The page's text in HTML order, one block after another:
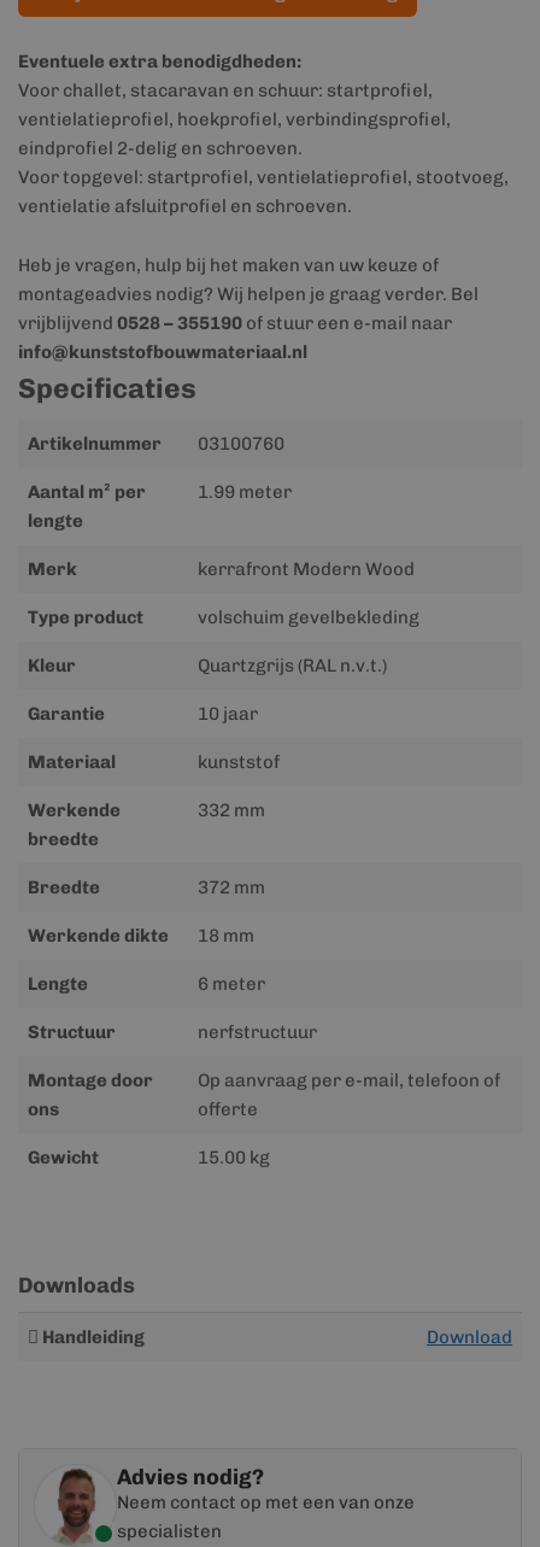
Eventuele extra benodigdheden:
Voor challet, stacaravan en schuur: startprofiel,
ventielatieprofiel, hoekprofiel, verbindingsprofiel,
eindprofiel 2-delig en schroeven.
Voor topgevel: startprofiel, ventielatieprofiel, stootvoeg,
ventielatie afsluitprofiel en schroeven.
Heb je vragen, hulp bij het maken van uw keuze of
montageadvies nodig? Wij helpen je graag verder. Bel
vrijblijvend 0528 – 355190 of stuur een e-mail naar
info@kunststofbouwmateriaal.nl
Specificaties
Meer
Artikelnummer 03100760
Aantal m² per
lengte
1.99 meter
Merk kerrafront Modern Wood
Type product volschuim gevelbekleding
Kleur Quartzgrijs (RAL n.v.t.)
Garantie 10 jaar
Materiaal kunststof
Werkende
breedte
332 mm
Breedte 372 mm
Werkende dikte 18 mm
Lengte 6 meter
Structuur nerfstructuur
Montage door
ons
Op aanvraag per e-mail, telefoon of
offerte
Gewicht 15.00 kg
Downloads
Meer
Handleiding Download
Advies nodig?
Neem contact op met een van onze
specialisten